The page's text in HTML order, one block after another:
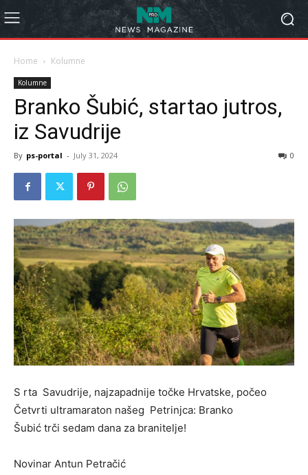
Home Kolumne
Kolumne
Branko Šubić, startao jutros,
iz Savudrije
By ps-portal - July 31, 2024 0
S rta Savudrije, najzapadnije točke Hrvatske, počeo
Četvrti ultramaraton našeg Petrinjca: Branko
Šubić trči sedam dana za branitelje!
Novinar Antun Petračić